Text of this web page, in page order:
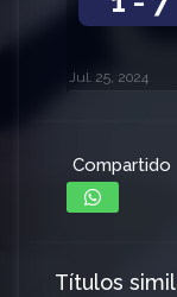
Jul. 25, 2024
Compartido
Títulos